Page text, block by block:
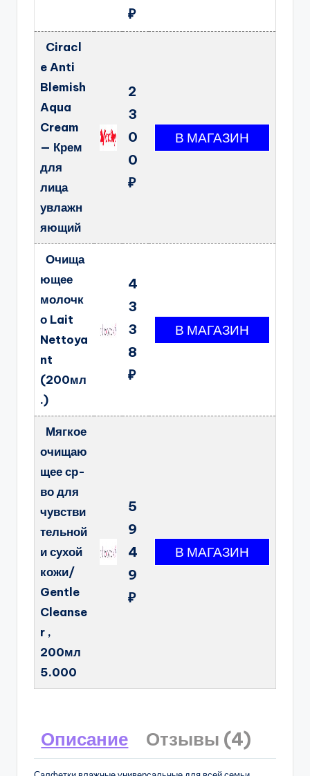
₽
Ciracl
e Anti
Blemish
Aqua
Cream
— Крем
для
лица
увлажн
яющий
2
3
0
0
₽
Очища
ющее
молочк
о Lait
Nettoya
nt
(200мл
.)
4
3
3
8
₽
Мягкое
очищаю
щее ср-
во для
чувстви
тельной
и сухой
кожи/
Gentle
Cleanse
r ,
200мл
5.000
5
9
4
9
₽
Описание Отзывы (4)